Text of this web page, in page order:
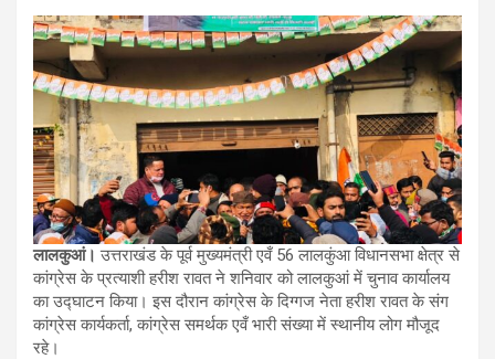
लालकुआं। उत्तराखंड के पूर्व मुख्यमंत्री एवँ 56 लालकुंआ विधानसभा क्षेत्र से
कांग्रेस के प्रत्याशी हरीश रावत ने शनिवार को लालकुआं में चुनाव कार्यालय
का उद्घाटन किया। इस दौरान कांग्रेस के दिग्गज नेता हरीश रावत के संग
कांग्रेस कार्यकर्ता, कांग्रेस समर्थक एवँ भारी संख्या में स्थानीय लोग मौजूद
रहे।